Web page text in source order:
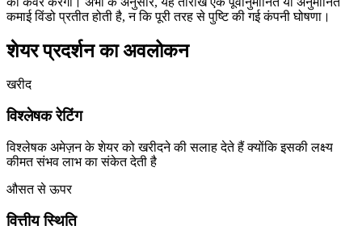
कमाई विंडो प्रतीत होती है, न कि पूरी तरह से पुष्टि की गई कंपनी घोषणा।
शेयर प्रदर्शन का अवलोकन
खरीद
विश्लेषक रेटिंग
विश्लेषक अमेज़न के शेयर को खरीदने की सलाह देते हैं क्योंकि इसकी लक्ष्य
कीमत संभव लाभ का संकेत देती है
औसत से ऊपर
वित्तीय स्थिति